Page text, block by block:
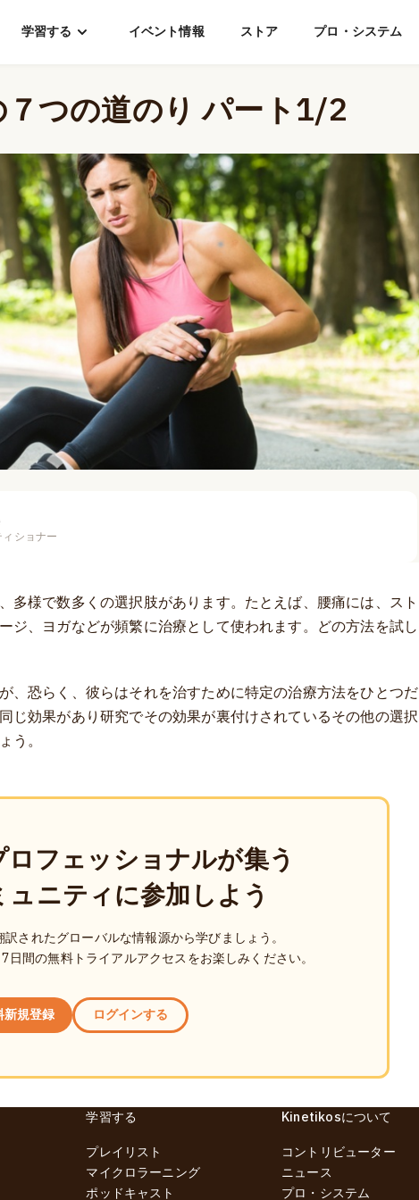
学習する イベント情報 ストア プロ・システム
つの道のり パート1/2
ショナー
多様で数多くの選択肢があります。たとえば、腰痛には、スト
ジ、ヨガなどが頻繁に治療として使われます。どの方法を試し
、恐らく、彼らはそれを治すために特定の治療方法をひとつだ
じ効果があり研究でその効果が裏付けされているその他の選択
う。
フェッショナルが集う
ニティに参加しよう
されたグローバルな情報源から学びましょう。
間の無料トライアルアクセスをお楽しみください。
新規登録 ログインする
学習する
プレイリスト
マイクロラーニング
ポッドキャスト
Kinetikosについて
コントリビューター
ニュース
プロ・システム